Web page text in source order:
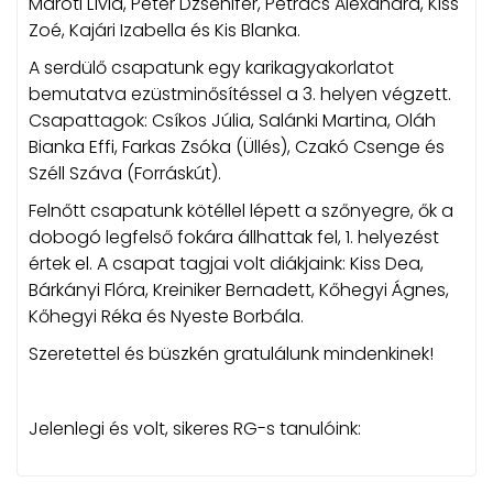
Zoé, Kajári Izabella és Kis Blanka.
A serdülő csapatunk egy karikagyakorlatot
bemutatva ezüstminősítéssel a 3. helyen végzett.
Csapattagok: Csíkos Júlia, Salánki Martina, Oláh
Bianka Effi, Farkas Zsóka (Üllés), Czakó Csenge és
Széll Száva (Forráskút).
Felnőtt csapatunk kötéllel lépett a szőnyegre, ők a
dobogó legfelső fokára állhattak fel, 1. helyezést
értek el. A csapat tagjai volt diákjaink: Kiss Dea,
Bárkányi Flóra, Kreiniker Bernadett, Kőhegyi Ágnes,
Kőhegyi Réka és Nyeste Borbála.
Szeretettel és büszkén gratulálunk mindenkinek!
Jelenlegi és volt, sikeres RG-s tanulóink: